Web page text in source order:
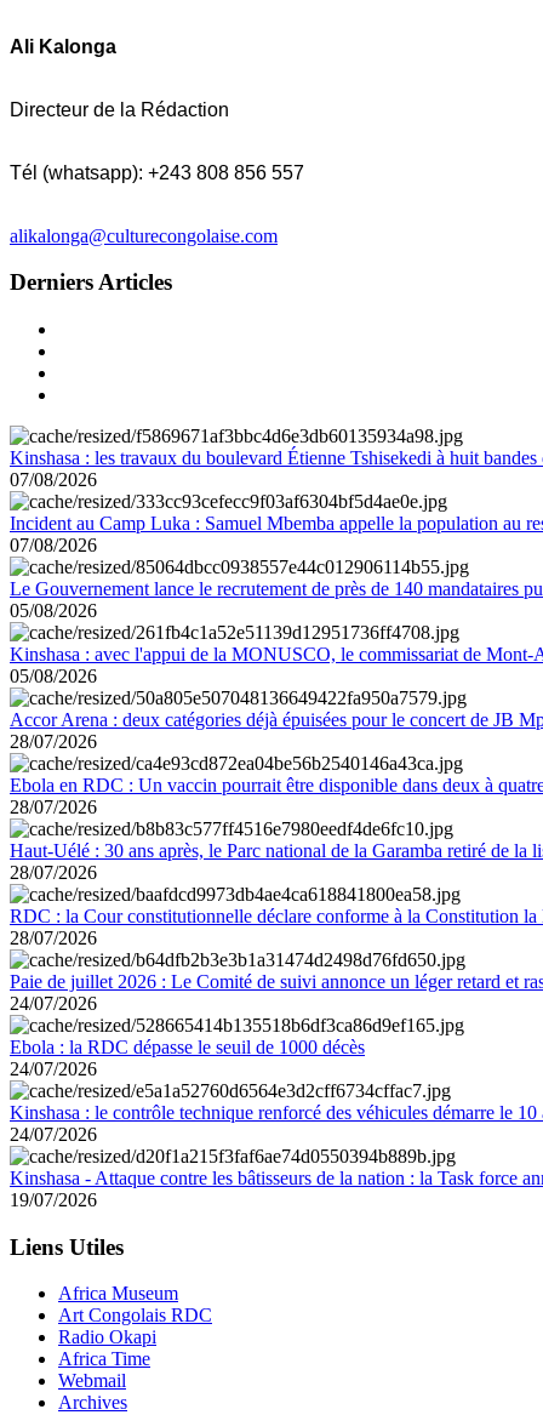
Ali Kalonga
Directeur de la Rédaction
Tél (whatsapp): +243 808 856 557
alikalonga@culturecongolaise.com
Derniers Articles
Kinshasa : les travaux du boulevard Étienne Tshisekedi à huit
07/08/2026
Incident au Camp Luka : Samuel Mbemba appelle la population au
07/08/2026
Le Gouvernement lance le recrutement de près de 140 mandataires
05/08/2026
Kinshasa : avec l'appui de la MONUSCO, le commissariat de Mont-
05/08/2026
Accor Arena : deux catégories déjà épuisées pour le concert de JB
28/07/2026
Ebola en RDC : Un vaccin pourrait être disponible dans deux à
28/07/2026
Haut-Uélé : 30 ans après, le Parc national de la Garamba retiré de la
28/07/2026
RDC : la Cour constitutionnelle déclare conforme à la Constitution la
28/07/2026
Paie de juillet 2026 : Le Comité de suivi annonce un léger retard et
24/07/2026
Ebola : la RDC dépasse le seuil de 1000 décès
24/07/2026
Kinshasa : le contrôle technique renforcé des véhicules démarre le 10
24/07/2026
Kinshasa - Attaque contre les bâtisseurs de la nation : la Task force
19/07/2026
Liens Utiles
Africa Museum
Art Congolais RDC
Radio Okapi
Africa Time
Webmail
Archives